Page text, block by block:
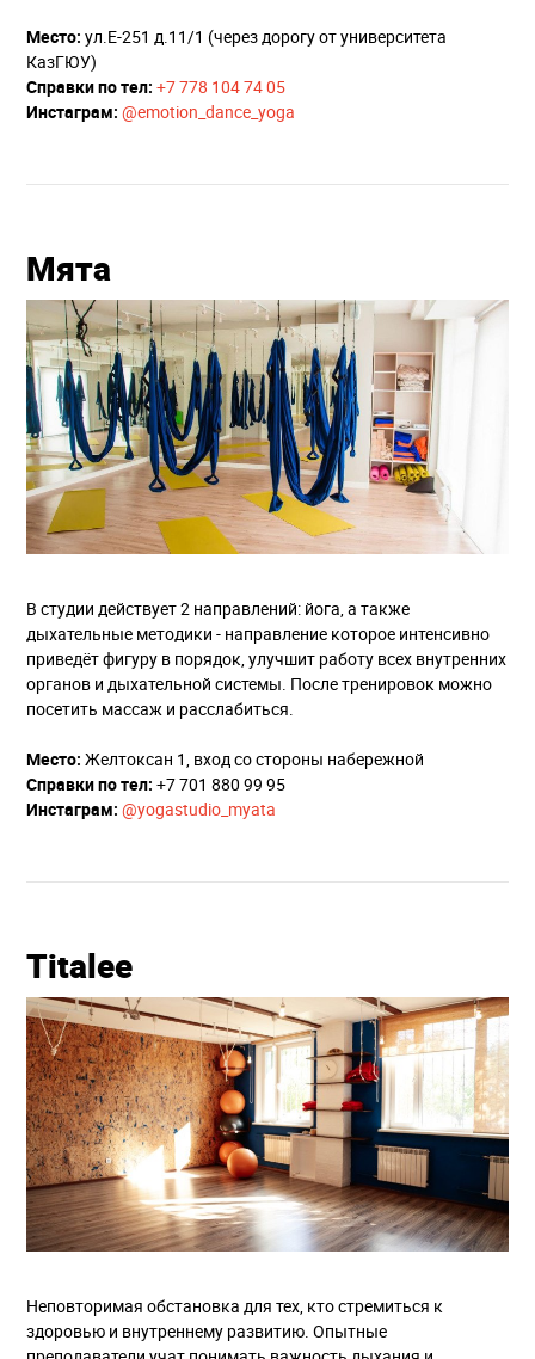
Место: ул.Е-251 д.11/1 (через дорогу от университета
КазГЮУ)
Справки по тел: +7 778 104 74 05
Инстаграм: @emotion_dance_yoga
Мята
В студии действует 2 направлений: йога, а также
дыхательные методики - направление которое интенсивно
приведёт фигуру в порядок, улучшит работу всех внутренних
органов и дыхательной системы. После тренировок можно
посетить массаж и расслабиться.
Место: Желтоксан 1, вход со стороны набережной
Справки по тел: +7 701 880 99 95
Инстаграм: @yogastudio_myata
Titalee
Неповторимая обстановка для тех, кто стремиться к
здоровью и внутреннему развитию. Опытные